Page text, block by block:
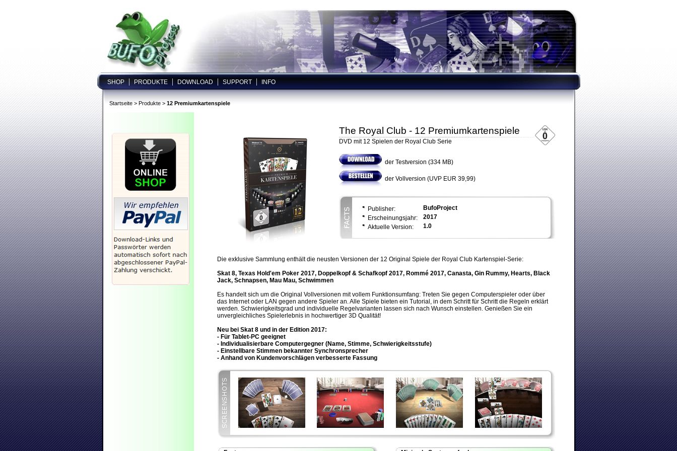
SHOP | PRODUKTE | DOWNLOAD | SUPPORT | INFO
Startseite> Produkte> 12 Premiumkartenspiele
The Royal Club - 12 Premiumkartenspiele
DVD mit 12 Spielen der Royal Club Serie
der Testversion (334 MB)
der Vollversion (UVP EUR 39,99)
Publisher:
Erscheinungsjahr:
Aktuelle Version:
BufoProject
2017
1.0
Die exklusive Sammlung enthält die neusten Versionen der 12 Original Spiele der Royal Club Kartenspiel-Serie:
Skat 8, Texas Hold'em Poker 2017, Doppelkopf & Schafkopf 2017, Rommé 2017, Canasta, Gin Rummy, Hearts, Black
Jack, Schnapsen, Mau Mau, Schwimmen
Es handelt sich um die Original Vollversionen mit vollem Funktionsumfang: Treten Sie gegen Computerspieler oder über
das Internet oder LAN gegen andere Spieler an. Alle Spiele bieten ein Tutorial, in dem Schritt für Schritt die Regeln erklärt
werden. Schwierigkeitsgrad und individuelle Regelvarianten lassen sich nach Wunsch einstellen. Genießen Sie ein
unvergleichliches Spielerlebnis in hochwertiger 3D Qualität!
Neu bei Skat 8 und in der Edition 2017:
- Für Tablet-PC geeignet
- Individualisierbare Computergegner (Name, Stimme, Schwierigkeitsstufe)
- Einstellbare Stimmen bekannter Synchronsprecher
- Anhand von Kundenvorschlägen verbesserte Fassung